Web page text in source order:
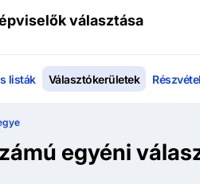
választása
listák Választókerületek
egyéni